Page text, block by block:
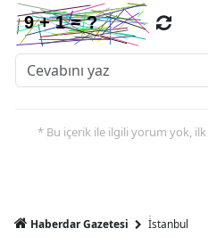
* Bu içerik ile ilgili yorum yok, ilk
Haberdar Gazetesi İ̇stanbul